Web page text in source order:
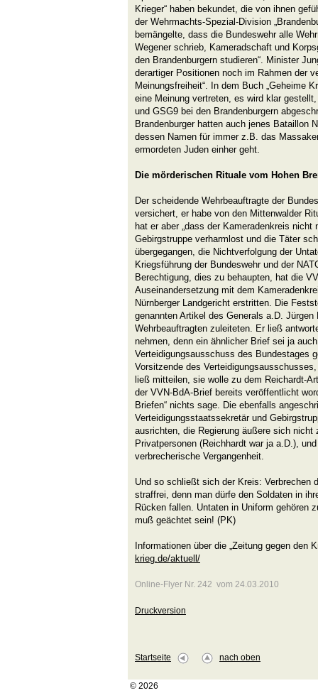
Krieger“ haben bekundet, die von ihnen
der Wehrmachts-Spezial-Division
bemängelte, dass die Bundeswehr alle
Wegener schrieb, Kameradschaft und
den Brandenburgern studieren“. Minister
derartiger Positionen noch im Rahmen der
Meinungsfreiheit“. In dem Buch „Geheime
eine Meinung vertreten, es wird klar
und GSG9 bei den Brandenburgern
Brandenburger hatten auch jenes Bataillon
dessen Namen für immer z.B. das
ermordeten Juden einher geht.
Die mörderischen Rituale vom Hohen
Der scheidende Wehrbeauftragte der
versichert, er habe von den Mittenwalder
hat er aber „dass der Kameradenkreis
Gebirgstruppe verharmlost und die Täter
übergegangen, die Nichtverfolgung der
Kriegsführung der Bundeswehr und der
Berechtigung, dies zu behaupten, hat die
Auseinandersetzung mit dem
Nürnberger Landgericht erstritten. Die
genannten Artikel des Generals a.D. Jürgen
Wehrbeauftragten zuleiteten. Er ließ
nehmen, denn ein ähnlicher Brief sei ja
Verteidigungsausschuss des Bundestages
Vorsitzende des
ließ mitteilen, sie wolle zu dem Reichardt-
der VVN-BdA-Brief bereits veröffentlicht
Briefen“ nichts sage. Die ebenfalls
Verteidigungsstaatssekretär und
ausrichten, die Regierung äußere sich nicht
Privatpersonen (Reichhardt war ja a.D.),
verbrecherische Vergangenheit.
Und so schließt sich der Kreis: Verbrechen
straffrei, denn man dürfe den Soldaten in
Rücken fallen. Untaten in Uniform gehören
muß geächtet sein! (PK)
Informationen über die „Zeitung gegen den
krieg.de/aktuell/
Online-Flyer Nr. 242 vom 24.03.2010
Druckversion
Startseite nach oben
© 2026